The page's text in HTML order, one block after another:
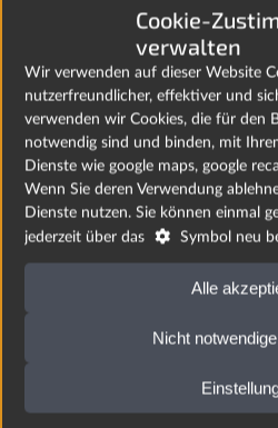
Cookie-
verwalten
Wir verwenden auf dieser Website
nutzerfreundlicher, effektiver und
verwenden wir Cookies, die für den
notwendig sind und binden, mit
Dienste wie google maps, google
Wenn Sie deren Verwendung
Dienste nutzen. Sie können einmal
jederzeit über das
 Symbol neu
Alle
Nicht
der technologischen Lösung
Arbeitsbereiche geplant.
Dieses Vorhaben wurde
Europäischen Fonds für
(EFRE) gefördert.